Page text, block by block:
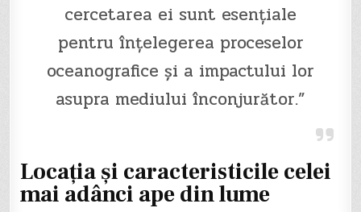
cercetarea ei sunt esențiale
pentru înțelegerea proceselor
oceanografice și a impactului lor
asupra mediului înconjurător.”
Locația și caracteristicile celei
mai adânci ape din lume